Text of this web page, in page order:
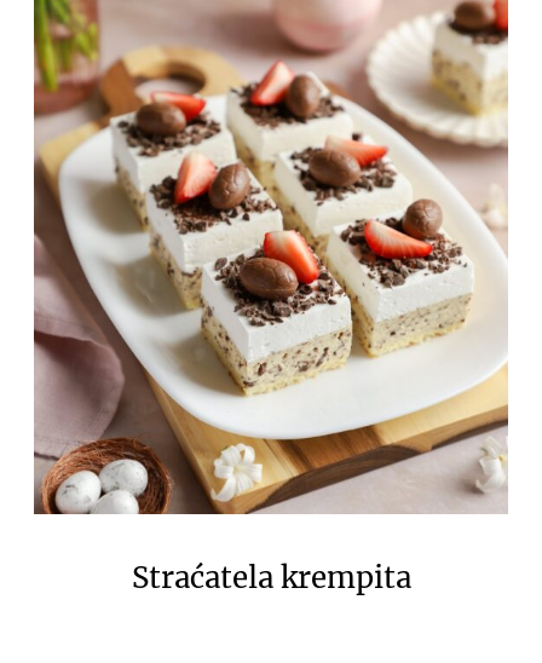
Straćatela krempita